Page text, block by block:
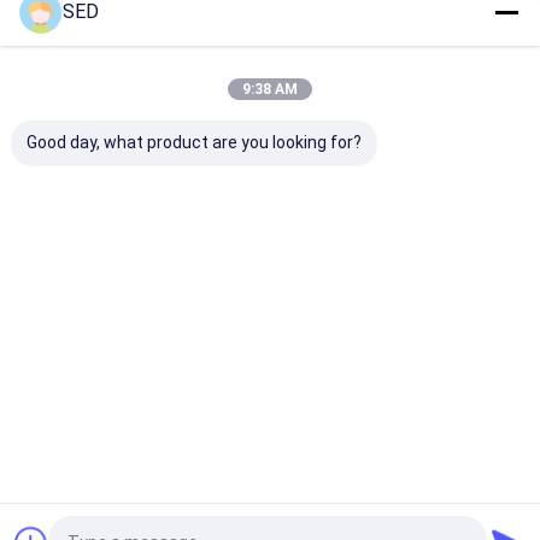
Le Nostre Categorie
SED
9:38 AM
Good day, what product are you looking for?